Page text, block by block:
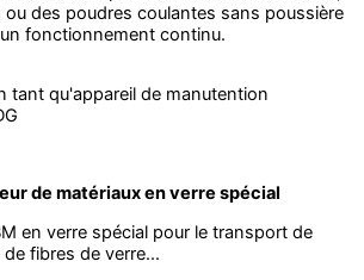
des poudres coulantes sans poussière
fonctionnement continu.
tant qu'appareil de manutention
de matériaux en verre spécial
en verre spécial pour le transport de
fibres de verre...